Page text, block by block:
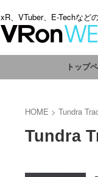
xR、VTuber、E-Techなど
トップ
HOME > Tundra
Tundra